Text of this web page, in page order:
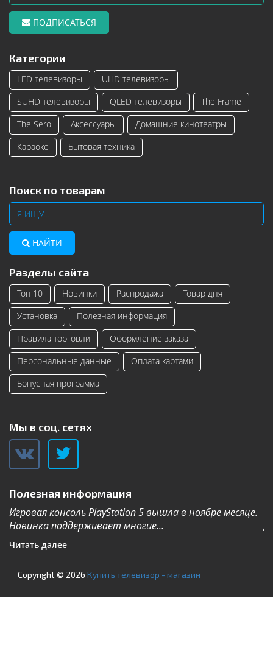
ПОДПИСАТЬСЯ
Категории
LED телевизоры
UHD телевизоры
SUHD телевизоры
QLED телевизоры
The Frame
The Sero
Аксессуары
Домашние кинотеатры
Караоке
Бытовая техника
Поиск по товарам
НАЙТИ
Разделы сайта
Топ 10 Новинки Распродажа
Товар дня
Установка
Полезная информация
Правила торговли
Оформление заказа
Персональные данные
Оплата картами
Бонусная программа
Мы в соц. сетях
Полезная информация
Игровая консоль PlayStation 5 вышла в ноябре месяце.
Новинка поддерживает многие...
Читать далее
Copyright © 2026 Купить телевизор - магазин